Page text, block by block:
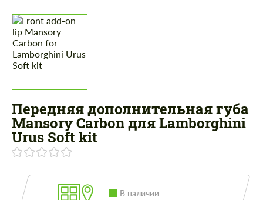
Передняя дополнительная губа
Mansory Carbon для Lamborghini
Urus Soft kit
В наличии